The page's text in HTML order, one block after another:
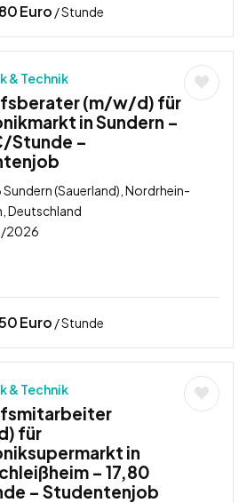
Euro / Stunde
& Technik
(m/w/d) für
in Sundern –
Stunde –
(Sauerland), Nordrhein-
Deutschland
2026
Euro / Stunde
& Technik
für
in
– 17,80
– Studentenjob